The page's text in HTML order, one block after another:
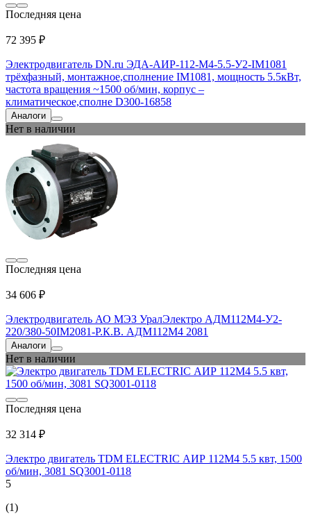
Последняя цена
72 395 ₽
Электродвигатель DN.ru ЭДА-АИР-112-М4-5.5-У2-IM1081
трёхфазный, монтажное,сполнение IM1081, мощность 5.5кВт,
частота вращения ~1500 об/мин, корпус –
климатическое,сполне D300-16858
Аналоги
Нет в наличии
Последняя цена
34 606 ₽
Электродвигатель АО МЭЗ УралЭлектро АДМ112М4-У2-
220/380-50IM2081-Р.К.В. АДМ112М4 2081
Аналоги
Нет в наличии
Последняя цена
32 314 ₽
Электро двигатель TDM ELECTRIC АИР 112M4 5.5 квт, 1500
об/мин, 3081 SQ3001-0118
5
(1)